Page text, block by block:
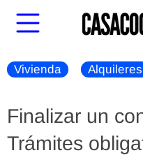
Vivienda Alquileres
Finalizar un
Trámites